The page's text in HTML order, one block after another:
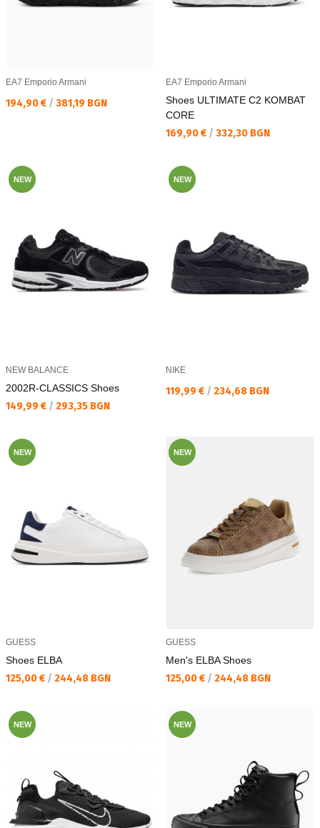
EA7 Emporio Armani
Текуща цена:
194,90 € / 381,19 BGN
EA7 Emporio Armani
Shoes ULTIMATE C2 KOMBAT
CORE
Текуща цена:
169,90 € / 332,30 BGN
NEW
NEW BALANCE
2002R-CLASSICS Shoes
Текуща цена:
149,99 € / 293,35 BGN
NEW
NIKE
Текуща цена:
119,99 € / 234,68 BGN
NEW
GUESS
Shoes ELBA
Текуща цена:
125,00 € / 244,48 BGN
NEW
GUESS
Men's ELBA Shoes
Текуща цена:
125,00 € / 244,48 BGN
NEW NEW